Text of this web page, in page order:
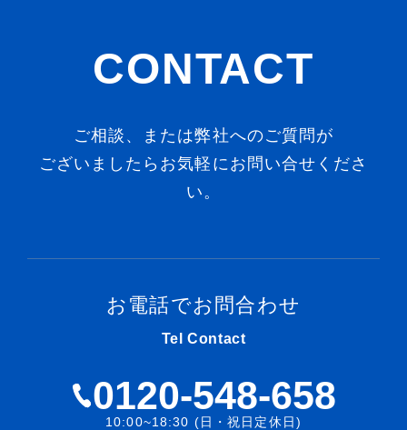
CONTACT
ご相談、または弊社へのご質問が
ございましたらお気軽にお問い合せくださ
い。
お電話でお問合わせ
Tel Contact
0120-548-658
10:00~18:30 (日・祝日定休日)